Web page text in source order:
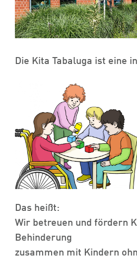
Die Kita Tabaluga ist eine
Das heißt:
Wir betreuen und fördern
Behinderung
zusammen mit Kindern